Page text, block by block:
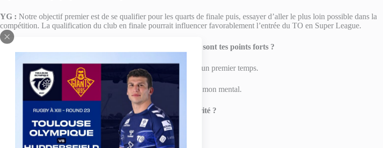
YG : Notre objectif premier est de se qualifier pour les quarts de finale puis, essayer d’aller le plus loin possible dans la
compétition. La qualification du club en finale pourrait influencer favorablement l’entrée du TO en Super League.
TO : Que penses-tu apporter à l’équipe cette année ? Quels sont tes points forts ?
Je pense apporter mon enthousiasme et ma jeunesse dans un premier temps.
En ce qui concerne mes points forts, je dirais mon endurance et mon mental.
Dans quels secteurs de jeu dois-tu t’améliorer en priorité ?
Ma vitesse, pour être plus dangereux en attaque !